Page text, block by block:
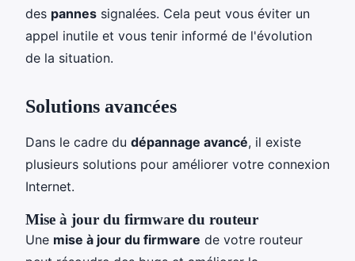
des pannes signalées. Cela peut vous éviter un
appel inutile et vous tenir informé de l'évolution
de la situation.
Solutions avancées
Dans le cadre du dépannage avancé, il existe
plusieurs solutions pour améliorer votre connexion
Internet.
Mise à jour du firmware du routeur
Une mise à jour du firmware de votre routeur